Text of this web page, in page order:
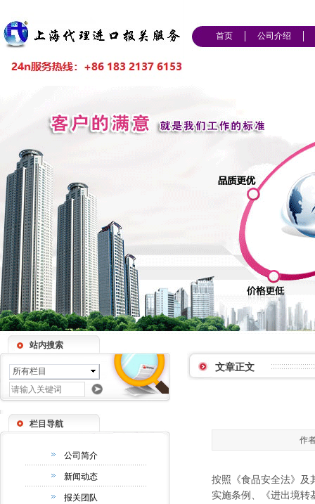
首页 公司介绍
站内搜索
所有栏目
栏目导航
公司简介
新闻动态
报关团队
文章正文
作
按照《食品安全法》及
实施条例、《进出境转